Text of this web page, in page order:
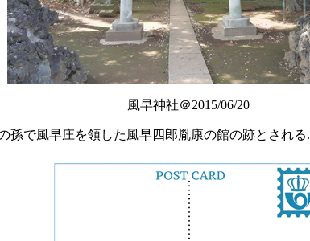
風早神社＠2015/06/20
孫で風早庄を領した風早四郎胤康の館の跡とされる.